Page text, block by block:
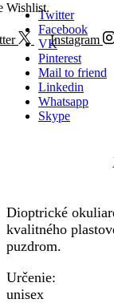
Wishlist.
Instagram
Twitter
Facebook
VK
Pinterest
Mail to friend
Linkedin
Whatsapp
Skype
Dioptrické
kvalitného
puzdrom.
Určenie:
unisex